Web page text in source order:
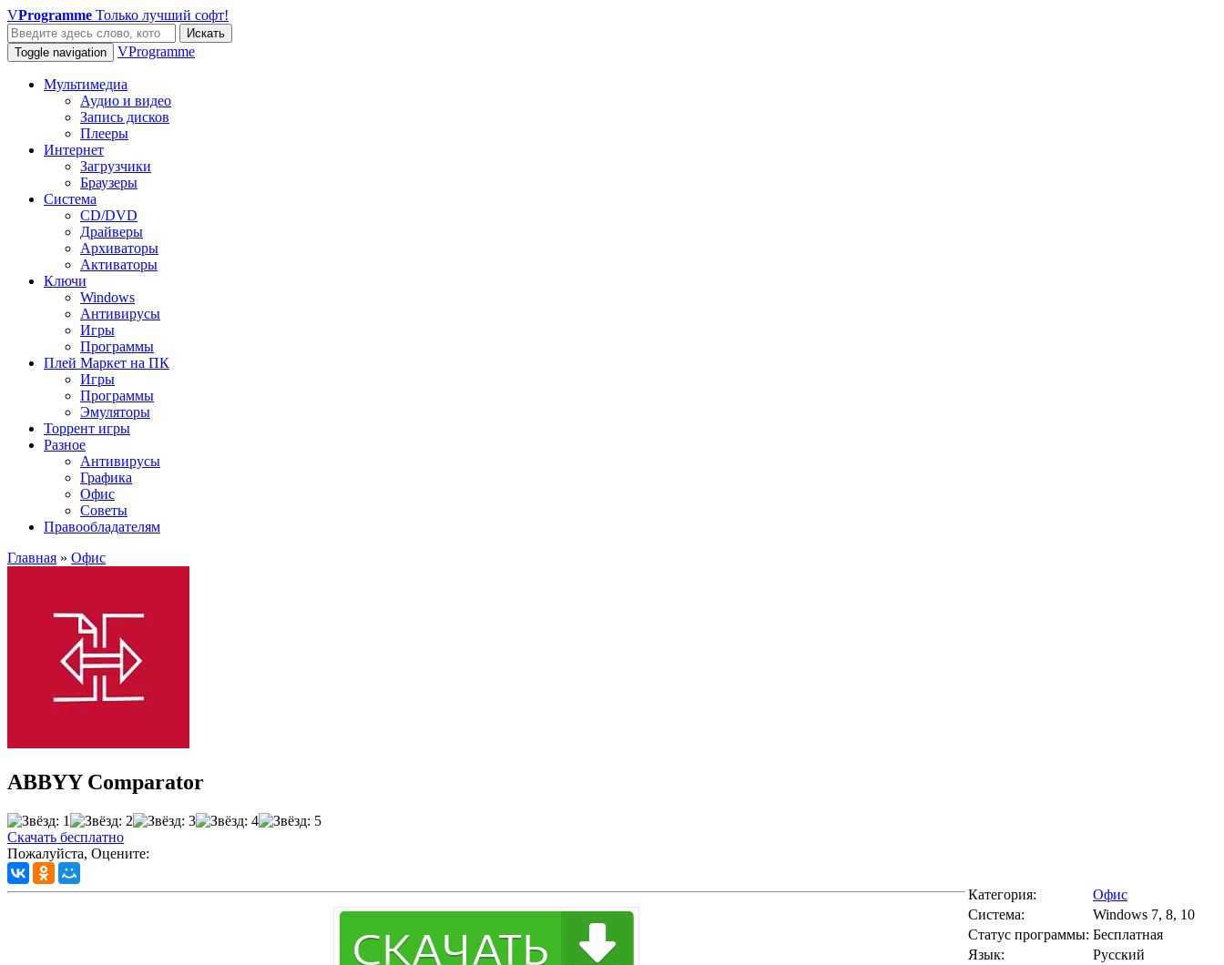
VProgramme Только лучший софт!
Искать
Toggle navigation
VProgramme
Мультимедиа
Аудио и видео
Запись дисков
Плееры
Интернет
Загрузчики
Браузеры
Система
CD/DVD
Драйверы
Архиваторы
Активаторы
Ключи
Windows
Антивирусы
Игры
Программы
Плей Маркет на ПК
Игры
Программы
Эмуляторы
Торрент игры
Разное
Антивирусы
Графика
Офис
Советы
Правообладателям
Главная » Офис
ABBYY Comparator
Скачать бесплатно
Пожалуйста, Оцените:
Категория:
Офис
Система:
Windows 7, 8, 10
Статус программы: Бесплатная
Язык:
Русский